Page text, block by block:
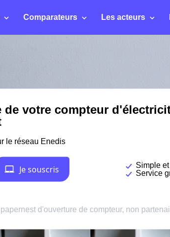
Comparateurs Les acteurs